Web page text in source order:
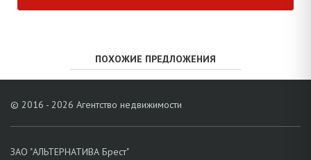
ПОХОЖИЕ ПРЕДЛОЖЕНИЯ
© 2016 - 2026 Агентство недвижимости
ЗАО "АЛЬТЕРНАТИВА Брест"